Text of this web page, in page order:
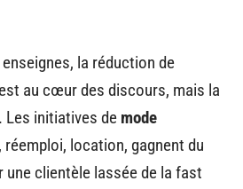
la réduction de
est au cœur des discours, mais la
Les initiatives de mode
réemploi, location, gagnent du
une clientèle lassée de la fast